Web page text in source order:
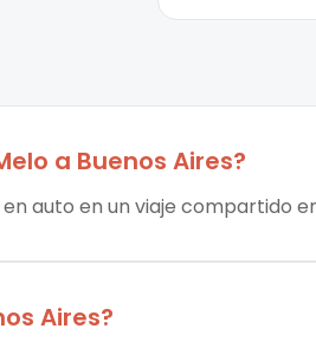
a Buenos Aires?
auto en un viaje compartido
Aires?